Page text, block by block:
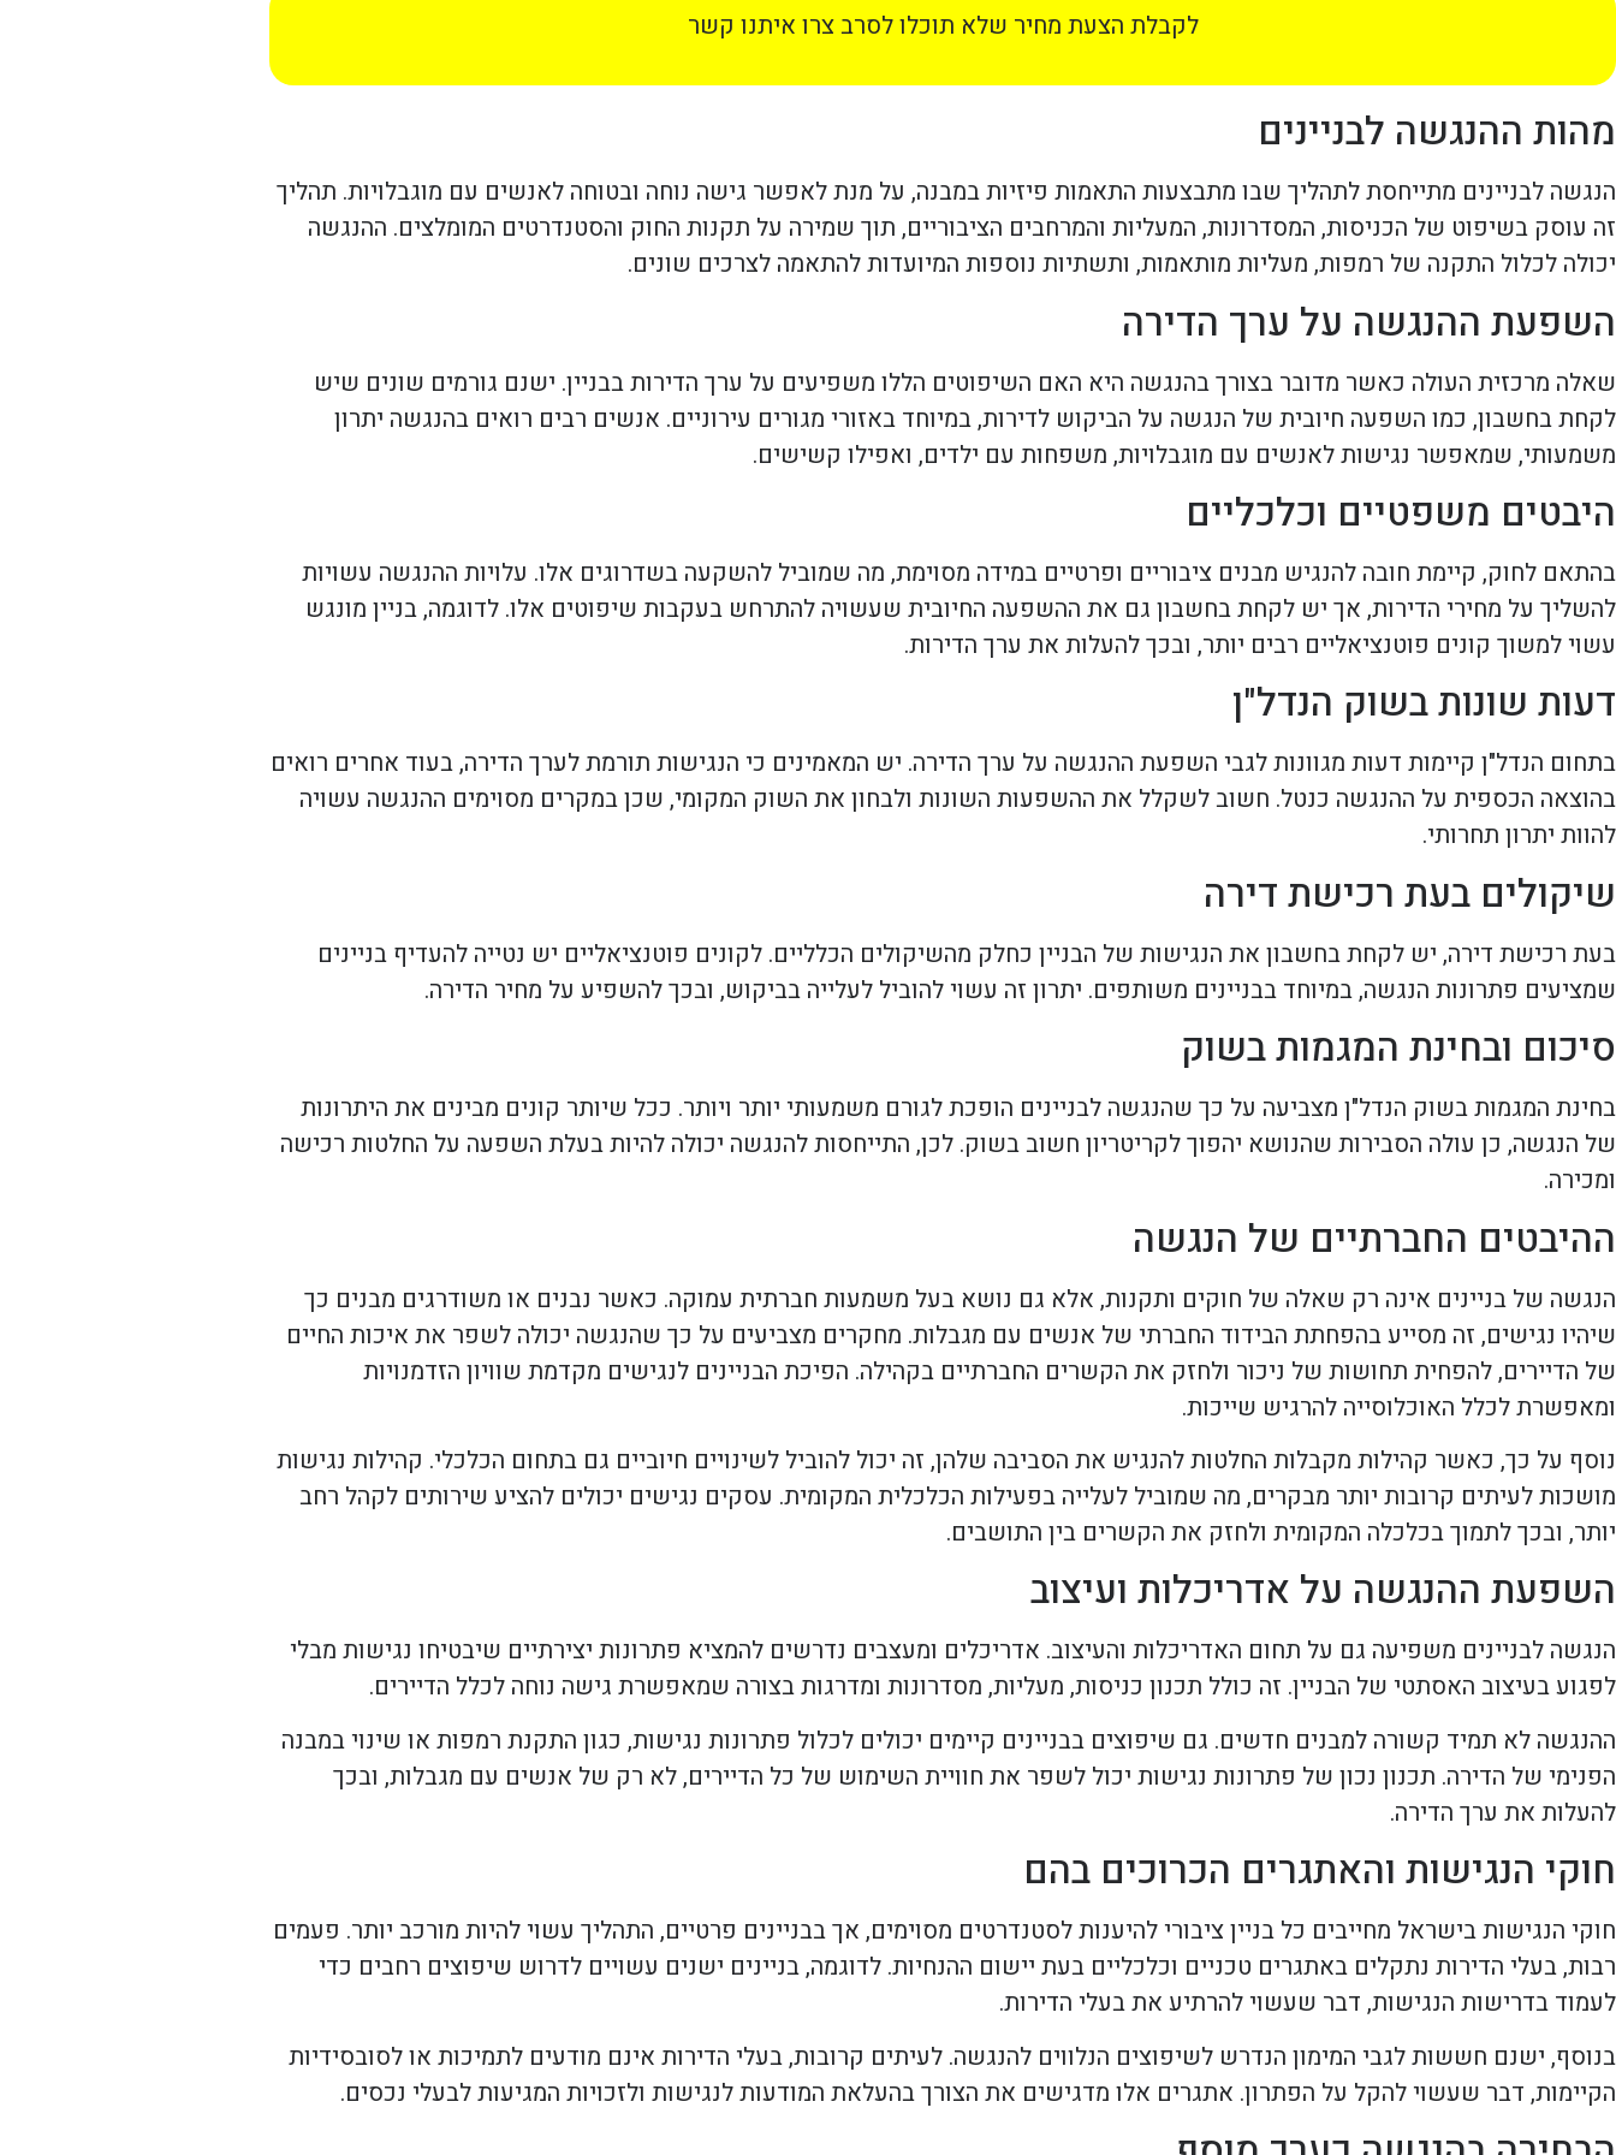
לקבלת הצעת מחיר שלא תוכלו לסרב צרו איתנו קשר
מהות ההנגשה לבניינים
הנגשה לבניינים מתייחסת לתהליך שבו מתבצעות התאמות פיזיות במבנה, על מנת לאפשר גישה נוחה ובטוחה לאנשים עם מוגבלויות. תהליך
זה עוסק בשיפוט של הכניסות, המסדרונות, המעליות והמרחבים הציבוריים, תוך שמירה על תקנות החוק והסטנדרטים המומלצים. ההנגשה
יכולה לכלול התקנה של רמפות, מעליות מותאמות, ותשתיות נוספות המיועדות להתאמה לצרכים שונים.
השפעת ההנגשה על ערך הדירה
שאלה מרכזית העולה כאשר מדובר בצורך בהנגשה היא האם השיפוטים הללו משפיעים על ערך הדירות בבניין. ישנם גורמים שונים שיש
לקחת בחשבון, כמו השפעה חיובית של הנגשה על הביקוש לדירות, במיוחד באזורי מגורים עירוניים. אנשים רבים רואים בהנגשה יתרון
משמעותי, שמאפשר נגישות לאנשים עם מוגבלויות, משפחות עם ילדים, ואפילו קשישים.
היבטים משפטיים וכלכליים
בהתאם לחוק, קיימת חובה להנגיש מבנים ציבוריים ופרטיים במידה מסוימת, מה שמוביל להשקעה בשדרוגים אלו. עלויות ההנגשה עשויות
להשליך על מחירי הדירות, אך יש לקחת בחשבון גם את ההשפעה החיובית שעשויה להתרחש בעקבות שיפוטים אלו. לדוגמה, בניין מונגש
עשוי למשוך קונים פוטנציאליים רבים יותר, ובכך להעלות את ערך הדירות.
דעות שונות בשוק הנדל"ן
בתחום הנדל"ן קיימות דעות מגוונות לגבי השפעת ההנגשה על ערך הדירה. יש המאמינים כי הנגישות תורמת לערך הדירה, בעוד אחרים רואים
בהוצאה הכספית על ההנגשה כנטל. חשוב לשקלל את ההשפעות השונות ולבחון את השוק המקומי, שכן במקרים מסוימים ההנגשה עשויה
להוות יתרון תחרותי.
שיקולים בעת רכישת דירה
בעת רכישת דירה, יש לקחת בחשבון את הנגישות של הבניין כחלק מהשיקולים הכלליים. לקונים פוטנציאליים יש נטייה להעדיף בניינים
שמציעים פתרונות הנגשה, במיוחד בבניינים משותפים. יתרון זה עשוי להוביל לעלייה בביקוש, ובכך להשפיע על מחיר הדירה.
סיכום ובחינת המגמות בשוק
בחינת המגמות בשוק הנדל"ן מצביעה על כך שהנגשה לבניינים הופכת לגורם משמעותי יותר ויותר. ככל שיותר קונים מבינים את היתרונות
של הנגשה, כן עולה הסבירות שהנושא יהפוך לקריטריון חשוב בשוק. לכן, התייחסות להנגשה יכולה להיות בעלת השפעה על החלטות רכישה
ומכירה.
ההיבטים החברתיים של הנגשה
הנגשה של בניינים אינה רק שאלה של חוקים ותקנות, אלא גם נושא בעל משמעות חברתית עמוקה. כאשר נבנים או משודרגים מבנים כך
שיהיו נגישים, זה מסייע בהפחתת הבידוד החברתי של אנשים עם מגבלות. מחקרים מצביעים על כך שהנגשה יכולה לשפר את איכות החיים
של הדיירים, להפחית תחושות של ניכור ולחזק את הקשרים החברתיים בקהילה. הפיכת הבניינים לנגישים מקדמת שוויון הזדמנויות
ומאפשרת לכלל האוכלוסייה להרגיש שייכות.
נוסף על כך, כאשר קהילות מקבלות החלטות להנגיש את הסביבה שלהן, זה יכול להוביל לשינויים חיוביים גם בתחום הכלכלי. קהילות נגישות
מושכות לעיתים קרובות יותר מבקרים, מה שמוביל לעלייה בפעילות הכלכלית המקומית. עסקים נגישים יכולים להציע שירותים לקהל רחב
יותר, ובכך לתמוך בכלכלה המקומית ולחזק את הקשרים בין התושבים.
השפעת ההנגשה על אדריכלות ועיצוב
הנגשה לבניינים משפיעה גם על תחום האדריכלות והעיצוב. אדריכלים ומעצבים נדרשים להמציא פתרונות יצירתיים שיבטיחו נגישות מבלי
לפגוע בעיצוב האסתטי של הבניין. זה כולל תכנון כניסות, מעליות, מסדרונות ומדרגות בצורה שמאפשרת גישה נוחה לכלל הדיירים.
ההנגשה לא תמיד קשורה למבנים חדשים. גם שיפוצים בבניינים קיימים יכולים לכלול פתרונות נגישות, כגון התקנת רמפות או שינוי במבנה
הפנימי של הדירה. תכנון נכון של פתרונות נגישות יכול לשפר את חוויית השימוש של כל הדיירים, לא רק של אנשים עם מגבלות, ובכך
להעלות את ערך הדירה.
חוקי הנגישות והאתגרים הכרוכים בהם
חוקי הנגישות בישראל מחייבים כל בניין ציבורי להיענות לסטנדרטים מסוימים, אך בבניינים פרטיים, התהליך עשוי להיות מורכב יותר. פעמים
רבות, בעלי הדירות נתקלים באתגרים טכניים וכלכליים בעת יישום ההנחיות. לדוגמה, בניינים ישנים עשויים לדרוש שיפוצים רחבים כדי
לעמוד בדרישות הנגישות, דבר שעשוי להרתיע את בעלי הדירות.
בנוסף, ישנם חששות לגבי המימון הנדרש לשיפוצים הנלווים להנגשה. לעיתים קרובות, בעלי הדירות אינם מודעים לתמיכות או לסובסידיות
הקיימות, דבר שעשוי להקל על הפתרון. אתגרים אלו מדגישים את הצורך בהעלאת המודעות לנגישות ולזכויות המגיעות לבעלי נכסים.